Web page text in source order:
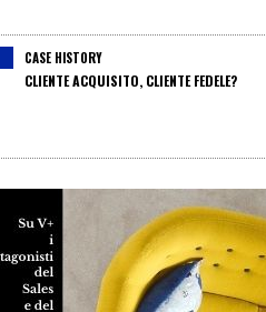
CASE HISTORY
CLIENTE ACQUISITO, CLIENTE FEDELE?